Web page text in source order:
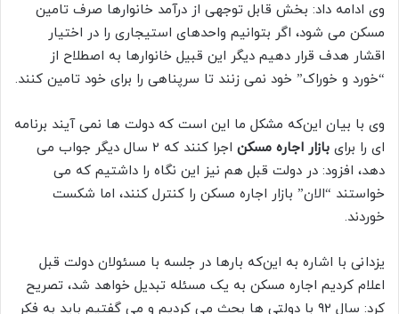
وی ادامه داد: بخش قابل توجهی از درآمد خانوارها صرف تامین
مسکن می شود، ‌اگر بتوانیم واحدهای استیجاری را در اختیار
اقشار هدف قرار دهیم دیگر این قبیل خانوارها به اصطلاح از
“خورد و خوراک” خود نمی زنند تا سرپناهی را برای خود تامین کنند.
وی با بیان این‌که مشکل ما این است که دولت ها نمی آیند برنامه
ای را برای بازار اجاره مسکن
اجرا کنند که ۲ سال دیگر جواب می
دهد، افزود: در دولت قبل هم نیز این نگاه را داشتیم که می
خواستند “الان” بازار اجاره مسکن را کنترل کنند، اما شکست
خوردند.
یزدانی با اشاره به این‌که بارها در جلسه با مسئولان دولت قبل
اعلام کردیم اجاره مسکن به یک مسئله تبدیل خواهد شد، تصریح
کرد: سال ۹۲ با دولتی ها بحث می کردیم و می گفتیم باید به فکر